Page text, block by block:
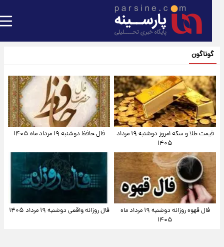
گوناگون
قیمت طلا و سکه امروز دوشنبه ۱۹ مرداد
۱۴۰۵
فال حافظ دوشنبه ۱۹ مرداد ماه ۱۴۰۵
فال قهوه روزانه دوشنبه ۱۹ مرداد ماه
۱۴۰۵
فال روزانه واقعی دوشنبه ۱۹ مرداد ۱۴۰۵